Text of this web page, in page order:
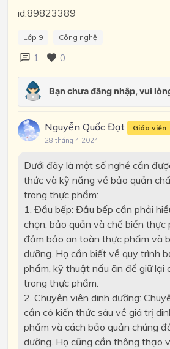
id:89823389
Lớp 9 Công nghệ
1 0
Nguyễn Quốc Đạt Giáo viên
28 tháng 4 2024
Dưới đây là một số nghề cần
thức và kỹ năng về bảo quản
trong thực phẩm:
1. Đầu bếp: Đầu bếp cần phải
chọn, bảo quản và chế biến thực
đảm bảo an toàn thực phẩm và
dưỡng. Họ cần biết về quy trình
phẩm, kỹ thuật nấu ăn để giữ lại
trong thực phẩm.
2. Chuyên viên dinh dưỡng:
cần có kiến thức sâu về giá trị
phẩm và cách bảo quản chúng
dưỡng. Họ cũng cần thông thạo